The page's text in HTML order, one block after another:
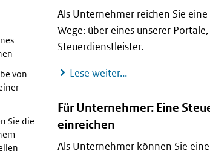
von
Sie die
Als Unternehmer reichen Sie
Wege: über eines unserer
Steuerdienstleister.
Lese weiter...Für Unternehmer:
Für Unternehmer: Eine
einreichen
Als Unternehmer können Sie